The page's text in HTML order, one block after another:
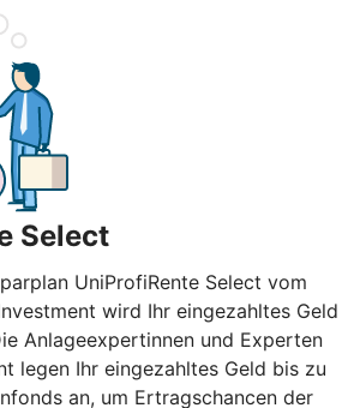
Select
UniProfiRente Select vom
wird Ihr eingezahltes Geld
Anlageexpertinnen und Experten
legen Ihr eingezahltes Geld bis zu
an, um Ertragschancen der